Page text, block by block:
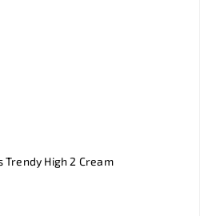
Trendy High 2 Cream